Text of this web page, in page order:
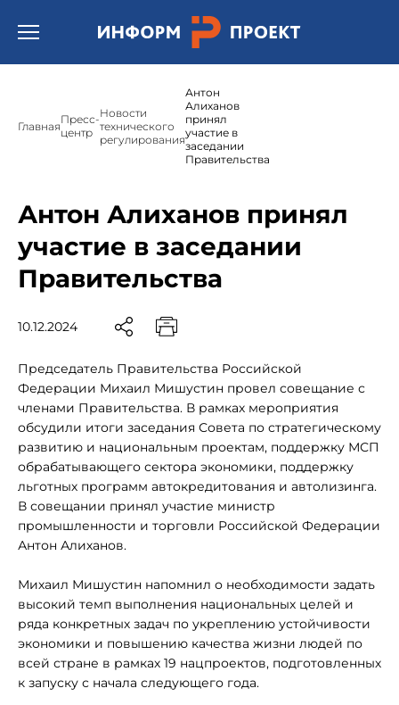
Открыть бургер меню.
ГлавнаяПресс-
центр
Новости
технического
регулирования
Антон
Алиханов
принял
участие в
заседании
Правительства
Антон Алиханов принял
участие в заседании
Правительства
10.12.2024
Председатель Правительства Российской
Федерации Михаил Мишустин провел совещание с
членами Правительства. В рамках мероприятия
обсудили итоги заседания Совета по стратегическому
развитию и национальным проектам, поддержку МСП
обрабатывающего сектора экономики, поддержку
льготных программ автокредитования и автолизинга.
В совещании принял участие министр
промышленности и торговли Российской Федерации
Антон Алиханов.
Михаил Мишустин напомнил о необходимости задать
высокий темп выполнения национальных целей и
ряда конкретных задач по укреплению устойчивости
экономики и повышению качества жизни людей по
всей стране в рамках 19 нацпроектов, подготовленных
к запуску с начала следующего года.